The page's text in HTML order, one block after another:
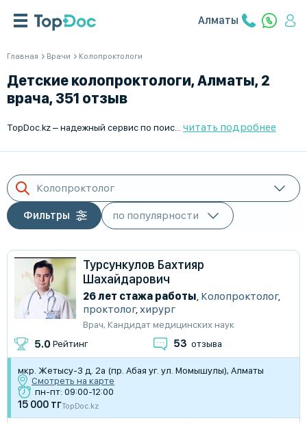
Алматы
Главная Врачи Колопроктологи
Детские колопроктологи, Алматы, 2
врача, 351 отзыв
читать подробнее
Колопроктолог
Фильтры
Турсункулов Бахтияр
Шахайдарович
26 лет стажа работы, Колопроктолог,
проктолог,хирург
Врач, Кандидат медицинских наук
5.0 Рейтинг 53 отзыва
мкр. Жетысу-3 д. 2а (пр. Абая уг. ул. Момышулы), Алматы
Смотреть на карте
пн-пт: 09:00-12:00
15 000 тгTopDoc.kz